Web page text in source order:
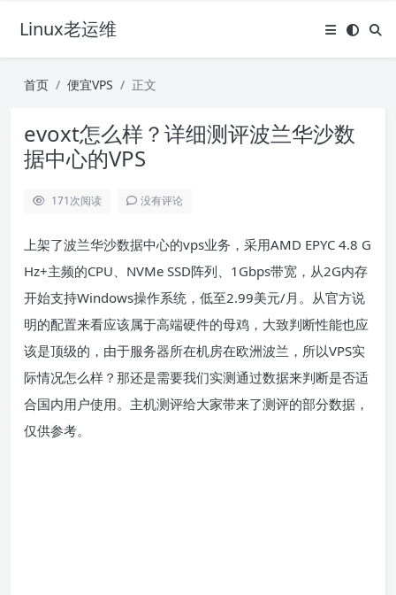
Linux老运维
首页 便宜VPS 正文
evoxt怎么样？详细测评波兰华沙数
据中心的VPS
171次阅读 没有评论
上架了波兰华沙数据中心的vps业务，采用AMD EPYC 4.8 G
Hz+主频的CPU、NVMe SSD阵列、1Gbps带宽，从2G内存
开始支持Windows操作系统，低至2.99美元/月。从官方说
明的配置来看应该属于高端硬件的母鸡，大致判断性能也应
该是顶级的，由于服务器所在机房在欧洲波兰，所以VPS实
际情况怎么样？那还是需要我们实测通过数据来判断是否适
合国内用户使用。主机测评给大家带来了测评的部分数据，
仅供参考。